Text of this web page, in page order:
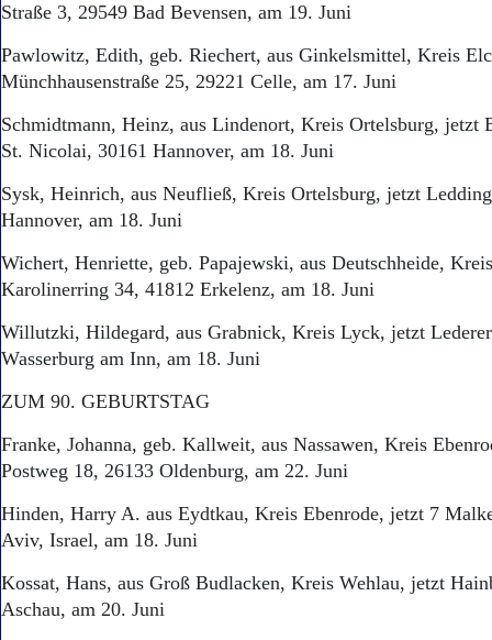
Straße 3, 29549 Bad Bevensen, am 19. Juni
Pawlowitz, Edith, geb. Riechert, aus Ginkelsmittel, Kreis
Münchhausenstraße 25, 29221 Celle, am 17. Juni
Schmidtmann, Heinz, aus Lindenort, Kreis Ortelsburg, jetzt
St. Nicolai, 30161 Hannover, am 18. Juni
Sysk, Heinrich, aus Neufließ, Kreis Ortelsburg, jetzt
Hannover, am 18. Juni
Wichert, Henriette, geb. Papajewski, aus Deutschheide,
Karolinerring 34, 41812 Erkelenz, am 18. Juni
Willutzki, Hildegard, aus Grabnick, Kreis Lyck, jetzt
Wasserburg am Inn, am 18. Juni
ZUM 90. GEBURTSTAG
Franke, Johanna, geb. Kallweit, aus Nassawen, Kreis
Postweg 18, 26133 Oldenburg, am 22. Juni
Hinden, Harry A. aus Eydtkau, Kreis Ebenrode, jetzt 7
Aviv, Israel, am 18. Juni
Kossat, Hans, aus Groß Budlacken, Kreis Wehlau, jetzt
Aschau, am 20. Juni